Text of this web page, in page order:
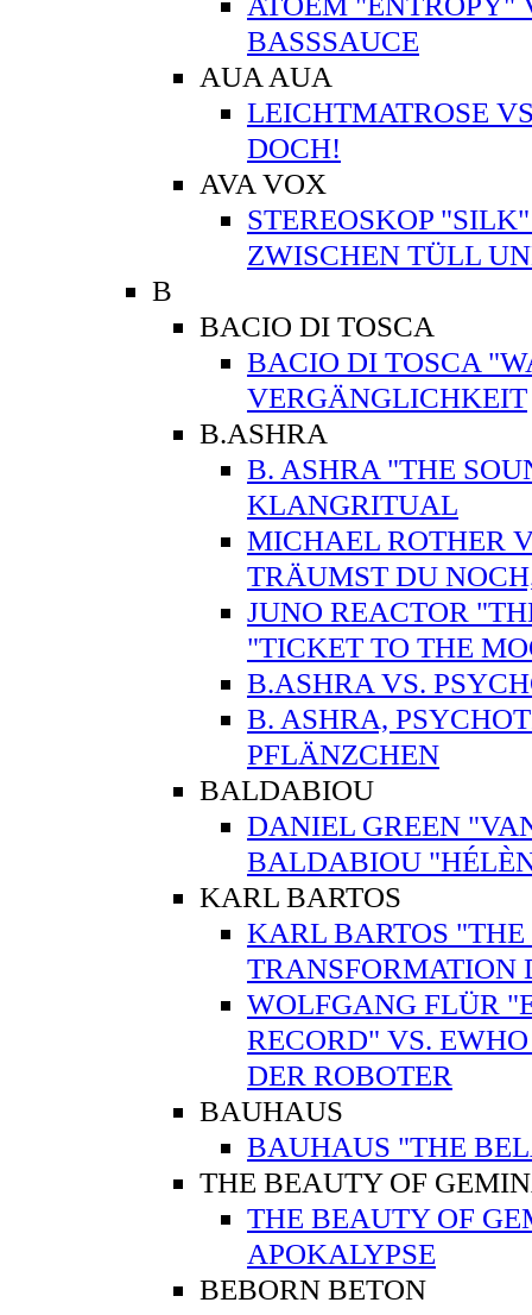
BASSSAUCE
AUA AUA
LEICHTMATROSE
DOCH!
AVA VOX
STEREOSKOP
ZWISCHEN TÜLL
B
BACIO DI TOSCA
BACIO DI TOSCA
VERGÄNGLICHKEIT
B.ASHRA
B. ASHRA "THE
KLANGRITUAL
MICHAEL ROTHER
TRÄUMST DU
JUNO REACTOR
"TICKET TO THE
B.ASHRA VS.
B. ASHRA,
PFLÄNZCHEN
BALDABIOU
DANIEL GREEN
BALDABIOU
KARL BARTOS
KARL BARTOS
TRANSFORMATION
WOLFGANG FLÜR
RECORD" VS.
DER ROBOTER
BAUHAUS
BAUHAUS "THE
THE BEAUTY OF
THE BEAUTY OF
APOKALYPSE
BEBORN BETON